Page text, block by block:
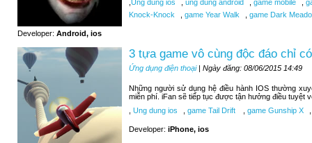
Ung dung ios ung dung android game mobile
Knock-Knock
game Year Walk game Dark
Developer: Android, ios
3 tựa game vô cùng độc đáo chỉ
Ứng dụng điện thoại| Ngày đăng: 08/06/2015 14:49
Những người sử dụng hệ điều hành IOS thường
miễn phí. iFan sẽ tiếp tục được tận hưởng điều tuyệt
Ung dung ios game Tail Drift game Gunship X
Developer: iPhone, ios